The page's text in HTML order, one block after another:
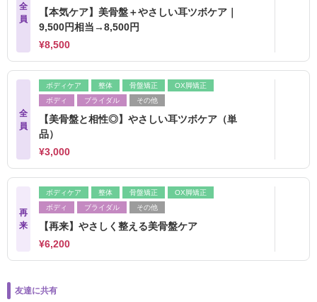
全
員
【本気ケア】美骨盤＋やさしい耳ツボケア｜
9,500円相当→8,500円
¥8,500
全
員
ボディケア 整体 骨盤矯正
OX脚矯正
ボディ
ブライダル その他
【美骨盤と相性◎】やさしい耳ツボケア（単
品）
¥3,000
再
来
ボディケア 整体 骨盤矯正
OX脚矯正
ボディ
ブライダル その他
【再来】やさしく整える美骨盤ケア
¥6,200
友達に共有